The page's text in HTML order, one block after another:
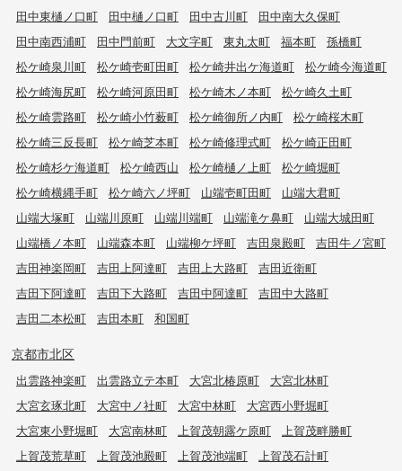
田中東樋ノ口町
田中樋ノ口町 田中古川町
田中南大久保町
田中南西浦町
田中門前町 大文字町 東丸太町 福本町
孫橋町
松ケ崎泉川町
松ケ崎壱町田町 松ケ崎井出ケ海道町
松ケ崎今海道町
松ケ崎海尻町
松ケ崎河原田町 松ケ崎木ノ本町
松ケ崎久土町
松ケ崎雲路町
松ケ崎小竹薮町 松ケ崎御所ノ内町
松ケ崎桜木町
松ケ崎三反長町
松ケ崎芝本町 松ケ崎修理式町
松ケ崎正田町
松ケ崎杉ケ海道町
松ケ崎西山 松ケ崎樋ノ上町
松ケ崎堀町
松ケ崎横縄手町
松ケ崎六ノ坪町 山端壱町田町
山端大君町
山端大塚町
山端川原町 山端川端町 山端滝ケ鼻町
山端大城田町
山端橋ノ本町
山端森本町 山端柳ケ坪町 吉田泉殿町
吉田牛ノ宮町
吉田神楽岡町
吉田上阿達町 吉田上大路町
吉田近衛町
吉田下阿達町
吉田下大路町 吉田中阿達町
吉田中大路町
吉田二本松町
吉田本町 和国町
京都市北区
出雲路神楽町 出雲路立テ本町 大宮北椿原町
大宮北林町
大宮玄琢北町
大宮中ノ社町 大宮中林町
大宮西小野堀町
大宮東小野堀町
大宮南林町 上賀茂朝露ケ原町
上賀茂畔勝町
上賀茂荒草町
上賀茂池殿町 上賀茂池端町
上賀茂石計町